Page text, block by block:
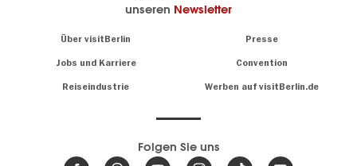
unseren Newsletter
Über visitBerlin Presse
Jobs und Karriere Convention
Reiseindustrie Werben auf visitBerlin.de
sind
für Sie da.
Tickets
Insidertipps
Folgen Sie uns